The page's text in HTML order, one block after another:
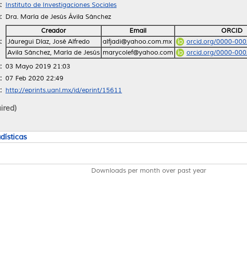
Instituto de Investigaciones Sociales
Dra. María de Jesús Ávila Sánchez
Creador Email
ORCID
Jáuregui Díaz, José Alfredo
alfjadi@yahoo.com.mx
orcid.org/0000-
Avila Sánchez, María de Jesús marycolef@yahoo.com
orcid.org/0000-
03 Mayo 2019 21:03
07 Feb 2020 22:49
http://eprints.uanl.mx/id/eprint/15611
Downloads per month over past year